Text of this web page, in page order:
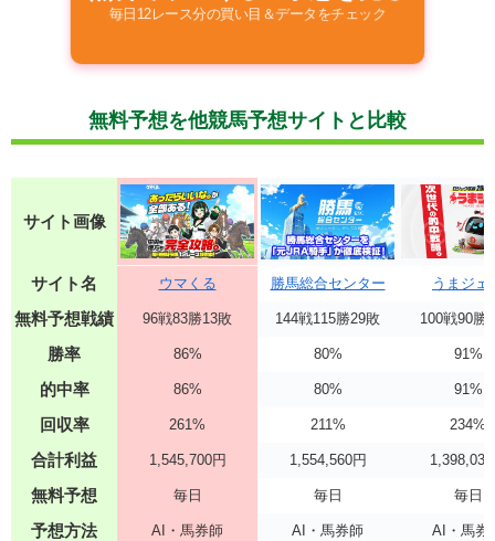
毎日12レース分の買い目＆データをチェック
無料予想を他競馬予想サイトと比較
サイト画像
サイト名 ウマくる 勝馬総合センター うまジェ
無料予想戦績 96戦83勝13敗 144戦115勝29敗 100戦90勝
勝率 86% 80% 91%
的中率 86% 80% 91%
回収率 261% 211% 234%
合計利益 1,545,700円 1,554,560円
無料予想 毎日 毎日 毎日
予想方法 AI・馬券師 AI・馬券師 AI・馬券